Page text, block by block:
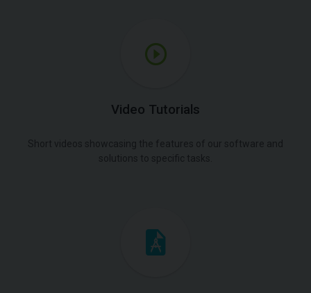
Video Tutorials
Short videos showcasing the features of our software and
solutions to specific tasks.